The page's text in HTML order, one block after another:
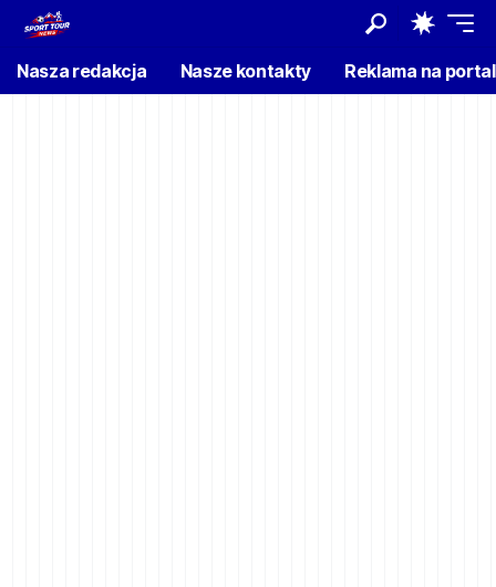
Nasza redakcja Nasze kontakty Reklama na